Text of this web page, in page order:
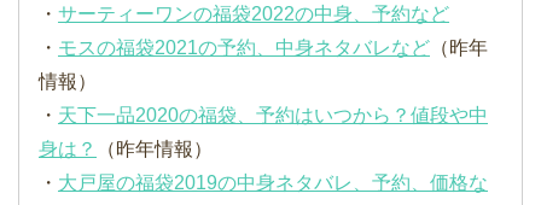
・ サーティーワンの福袋2022の中身、予約など
・ モスの福袋2021の予約、中身ネタバレなど （昨年
情報）
・ 天下一品2020の福袋、予約はいつから？値段や中
身は？
（昨年情報）
・ 大戸屋の福袋2019の中身ネタバレ、予約、価格な